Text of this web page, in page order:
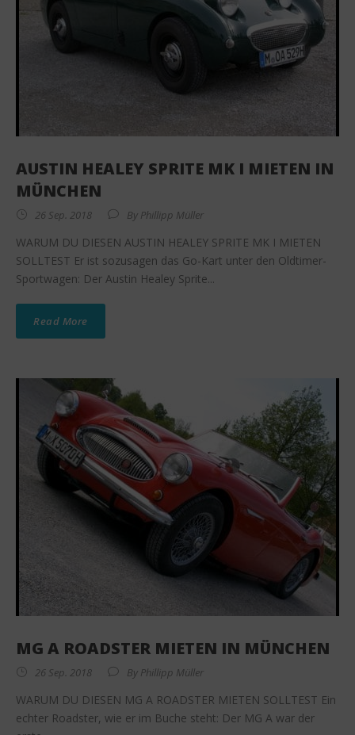
AUSTIN HEALEY SPRITE MK I MIETEN IN
MÜNCHEN
26 Sep. 2018 By Phillipp Müller
WARUM DU DIESEN AUSTIN HEALEY SPRITE MK I MIETEN
SOLLTEST Er ist sozusagen das Go-Kart unter den Oldtimer-
Sportwagen: Der Austin Healey Sprite...
Read More
MG A ROADSTER MIETEN IN MÜNCHEN
26 Sep. 2018 By Phillipp Müller
WARUM DU DIESEN MG A ROADSTER MIETEN SOLLTEST Ein
echter Roadster, wie er im Buche steht: Der MG A war der